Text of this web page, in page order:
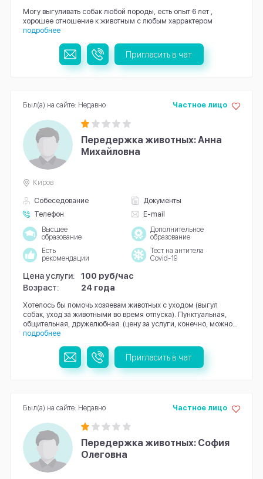
Могу выгуливать собак любой породы, есть опыт 6 лет ,
хорошее отношение к животным с любым харрактером
подробнее
Пригласить в чат
Передержка животных: Анна
Михайловна
Собеседование
Документы
Телефон
E-mail
Частное лицо
Киров
Высшее
образование
Дополнительное
образование
Есть
рекомендации
Тест на антитела
Covid-19
Цена услуги:
100 руб/час
Возраст:
24 года
Хотелось бы помочь хозяевам животных с уходом (выгул
собак, уход за животными во время отпуска). Пунктуальная,
общительная, дружелюбная. (цену за услуги, конечно, можно...
подробнее
Был(а) на сайте: Недавно
Пригласить в чат
Передержка животных: София
Олеговна
Частное лицо
Был(а) на сайте: Недавно